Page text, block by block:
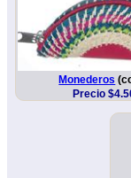
Monederos
Precio